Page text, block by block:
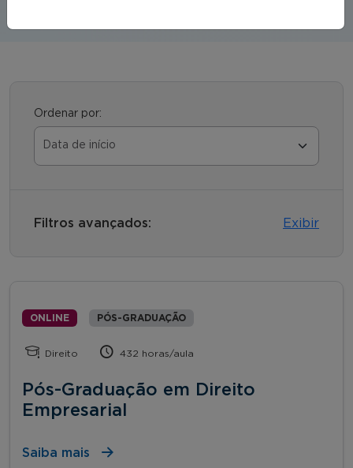
Ordenar por:
Filtros avançados: Exibir
ONLINE PÓS-GRADUAÇÃO
Direito 432 horas/aula
Pós-Graduação em Direito
Empresarial
Saiba mais